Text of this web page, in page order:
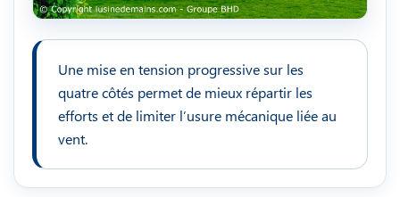
Une mise en tension progressive sur les
quatre côtés permet de mieux répartir les
efforts et de limiter l’usure mécanique liée au
vent.